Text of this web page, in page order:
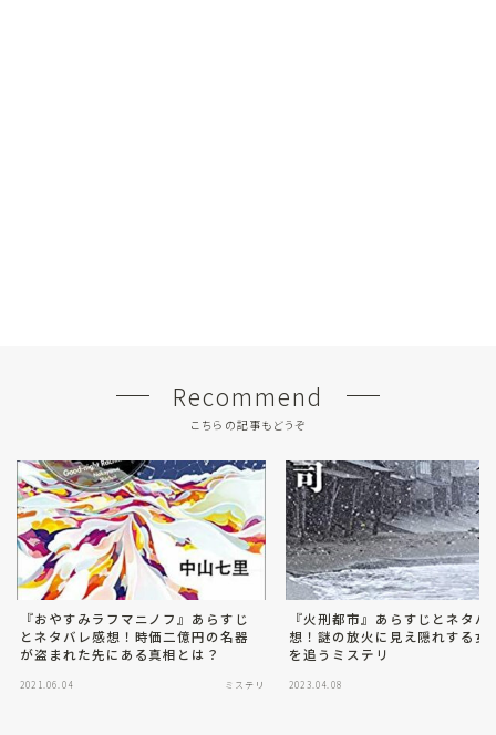
Recommend
こちらの記事もどうぞ
『おやすみラフマニノフ』あらすじ
とネタバレ感想！時価二億円の名器
が盗まれた先にある真相とは？
2021.06.04 ミステリ
『火刑都市』あらすじとネタバ
想！謎の放火に見え隠れする女
を追うミステリ
2023.04.08